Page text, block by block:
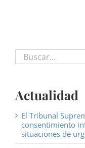
Buscar:
Actualidad
El Tribunal
consentimiento
situaciones de